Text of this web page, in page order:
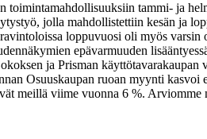
tammi- ja
jolla mahdollistettiin kesän ja
loppuvuosi oli myös varsin
epävarmuuden
ja Prisman käyttötavarakaupan
Osuuskaupan ruoan myynti kasvoi
meillä viime vuonna 6 %.